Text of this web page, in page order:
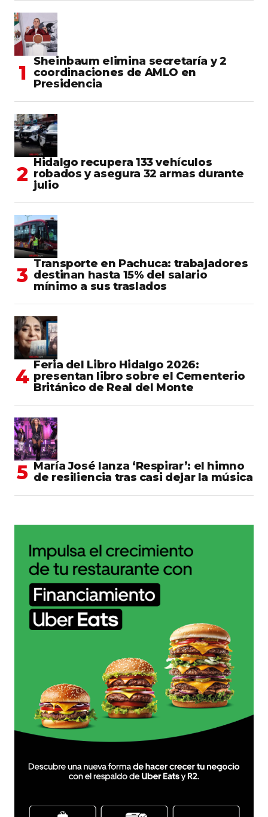
Sheinbaum elimina secretaría y 2
coordinaciones de AMLO en
Presidencia
Hidalgo recupera 133 vehículos
robados y asegura 32 armas durante
julio
Transporte en Pachuca: trabajadores
destinan hasta 15% del salario
mínimo a sus traslados
Feria del Libro Hidalgo 2026:
presentan libro sobre el Cementerio
Británico de Real del Monte
María José lanza ‘Respirar’: el himno
de resiliencia tras casi dejar la música